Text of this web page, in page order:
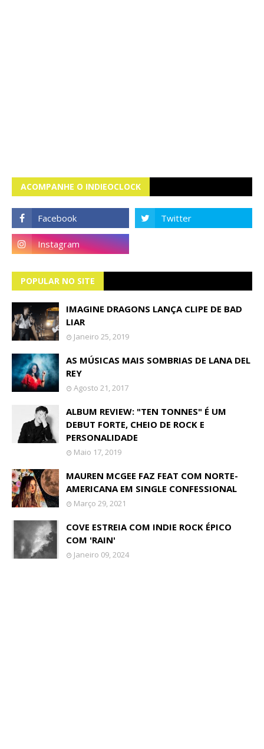
ACOMPANHE O INDIEOCLOCK
POPULAR NO SITE
IMAGINE DRAGONS LANÇA CLIPE DE BAD
LIAR
Janeiro 25, 2019
AS MÚSICAS MAIS SOMBRIAS DE LANA DEL
REY
Agosto 21, 2017
ALBUM REVIEW: "TEN TONNES" É UM
DEBUT FORTE, CHEIO DE ROCK E
PERSONALIDADE
Maio 17, 2019
MAUREN MCGEE FAZ FEAT COM NORTE-
AMERICANA EM SINGLE CONFESSIONAL
Março 29, 2021
COVE ESTREIA COM INDIE ROCK ÉPICO
COM 'RAIN'
Janeiro 09, 2024